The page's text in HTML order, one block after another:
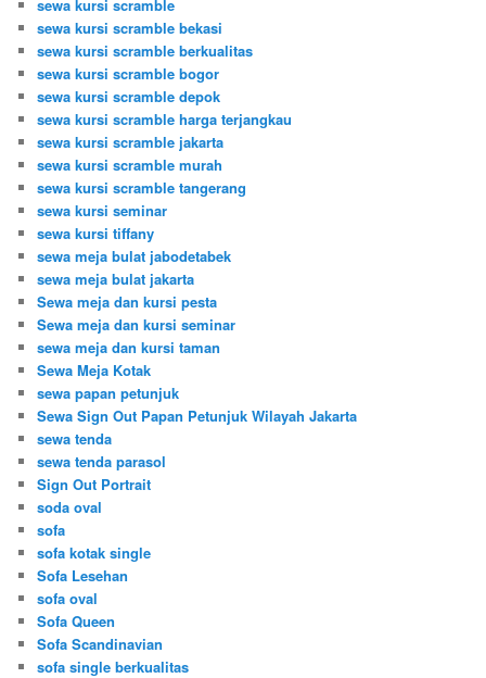
sewa kursi scramble
sewa kursi scramble bekasi
sewa kursi scramble berkualitas
sewa kursi scramble bogor
sewa kursi scramble depok
sewa kursi scramble harga terjangkau
sewa kursi scramble jakarta
sewa kursi scramble murah
sewa kursi scramble tangerang
sewa kursi seminar
sewa kursi tiffany
sewa meja bulat jabodetabek
sewa meja bulat jakarta
Sewa meja dan kursi pesta
Sewa meja dan kursi seminar
sewa meja dan kursi taman
Sewa Meja Kotak
sewa papan petunjuk
Sewa Sign Out Papan Petunjuk Wilayah Jakarta
sewa tenda
sewa tenda parasol
Sign Out Portrait
soda oval
sofa
sofa kotak single
Sofa Lesehan
sofa oval
Sofa Queen
Sofa Scandinavian
sofa single berkualitas